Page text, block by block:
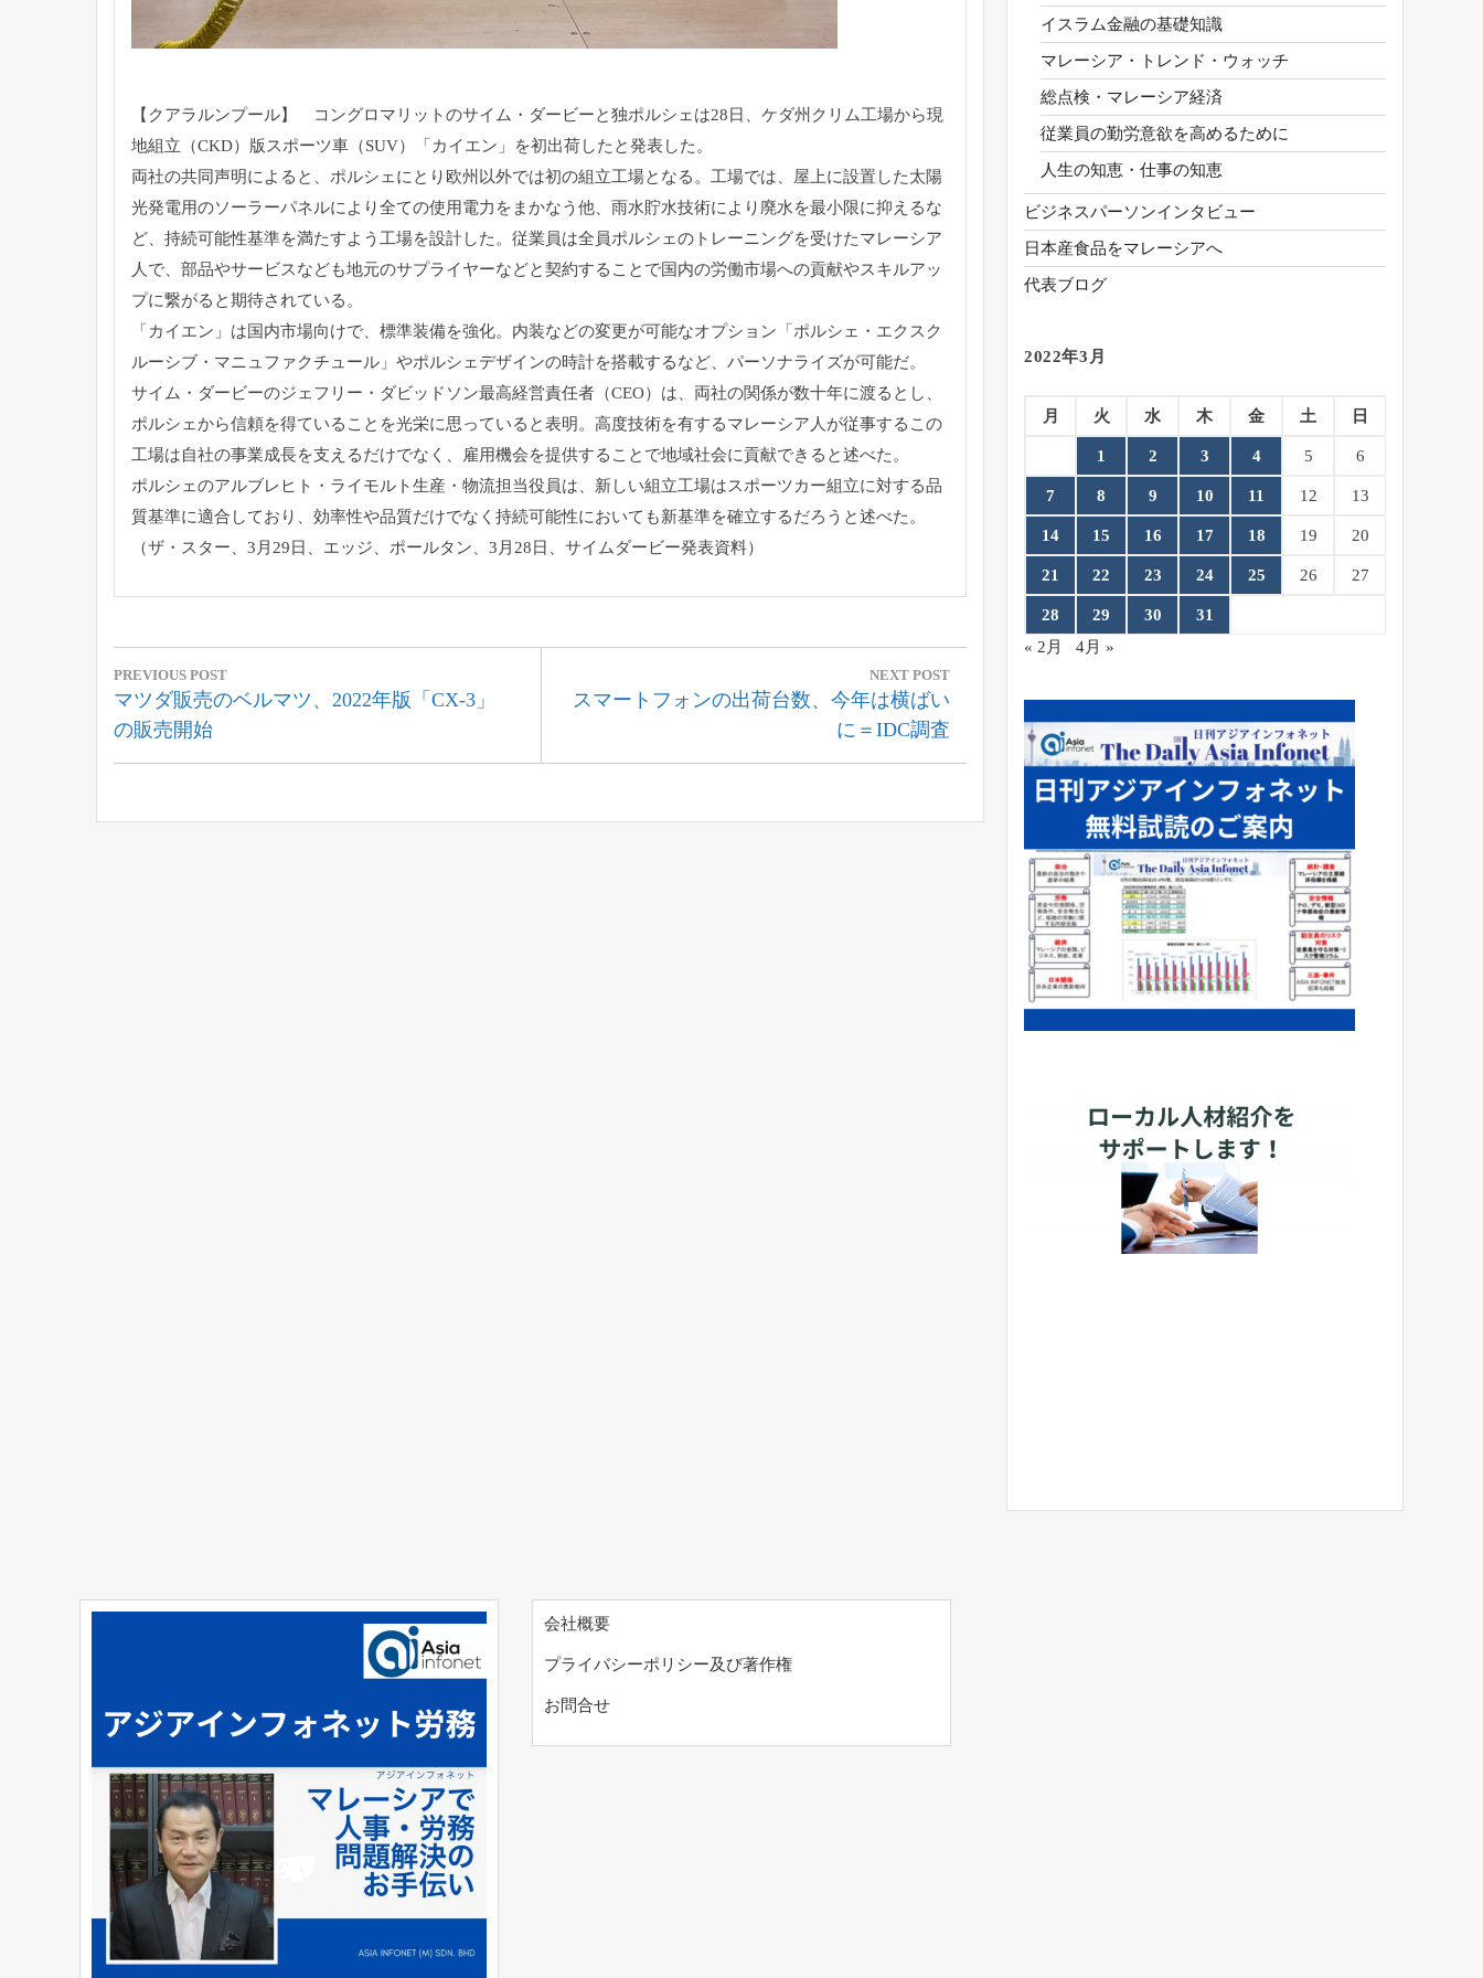
【クアラルンプール】 コングロマリットのサイム・ダービーと独ポルシェは28日、 ケダ州クリム工場から現
地組立（CKD）版スポーツ車（SUV）
「カイエン」を初出荷したと発表した。
両社の共同声明によると、 ポルシェにとり欧州以外では初の組立工場となる。工場では、
屋上に設置した太陽
光発電用のソーラーパネルにより全ての使用電力をまかなう他、雨水貯水技術により廃水を最小限に抑えるな
ど、 持続可能性基準を満たすよう工場を設計した。 従業員は全員ポルシェのトレーニングを受けたマレーシア
人で、 部品やサービスなども地元のサプライヤーなどと契約することで国 内の労働市場への貢献やスキルアッ
プに繋がると期待されている。
「カイエン」は国内市場向けで、標準装備を強化。 内装などの変更が可能なオプション「ポルシェ・ エクスク
ルーシブ・マニュファクチュール」 やポルシェデザインの時計を搭載するなど、 パーソナライズが可能だ。
サイム・ダービーのジェフリー・ダビッドソン最高経営責任者（CEO）は、両社の関係が数十年に渡るとし、
ポルシェから信頼を得ていることを光栄に思っていると表明。 高度技術を有するマレーシア人が従事するこの
工場は自社の事業成長を支えるだけでなく、
雇用機会を提供することで地域社会に貢献できると述べた。
ポルシェのアルブレヒト・ライモルト生産・物流担当役員は、 新しい組立工場はスポーツカー組立に対する品
質基準に適合してお り、 効率性や品質だけでなく持続可能性においても新基準を確立するだろうと述べた。
（ザ・スター、3月29日、エッジ、ポールタン、3月28日、 サイムダービー発表資料）
投
稿
ナ
ビ
PREVIOUS POST
Previous
Post:
マツダ販売のベルマツ、2022年版「CX-3」
の販売開始
NEXT POST
Next
スマートフォンの出荷台数、今年は横ばい
に＝IDC調査
イスラム金融の基礎知識
マレーシア・トレンド・ウォッチ
総点検・マレーシア経済
従業員の勤労意欲を高めるために
人生の知恵・仕事の知恵
ビジネスパーソンインタビュー
日本産食品をマレーシアへ
代表ブログ
2022年3月
月 火 水 木 金 土 日
1 2 3 4 5 6
7 8 9 10 11 12 13
14 15 16 17 18 19 20
21 22 23 24 25 26 27
28 29 30
31
« 2月
4月 »
会社概要
プライバシーポリシー及び著作権
お問合せ